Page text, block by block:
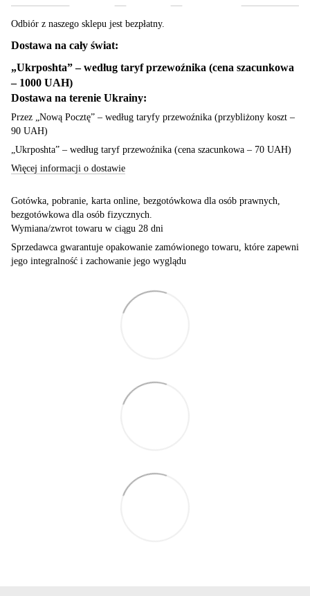
Odbiór z naszego sklepu jest bezpłatny.
Dostawa na cały świat:
„Ukrposhta” – według taryf przewoźnika (cena szacunkowa
– 1000 UAH)
Dostawa na terenie Ukrainy:
Przez „Nową Pocztę” – według taryfy przewoźnika (przybliżony koszt –
90 UAH)
„Ukrposhta” – według taryf przewoźnika (cena szacunkowa – 70 UAH)
Więcej informacji o dostawie
Gotówka, pobranie, karta online, bezgotówkowa dla osób prawnych,
bezgotówkowa dla osób fizycznych.
Wymiana/zwrot towaru w ciągu 28 dni
Sprzedawca gwarantuje opakowanie zamówionego towaru, które zapewni
jego integralność i zachowanie jego wyglądu